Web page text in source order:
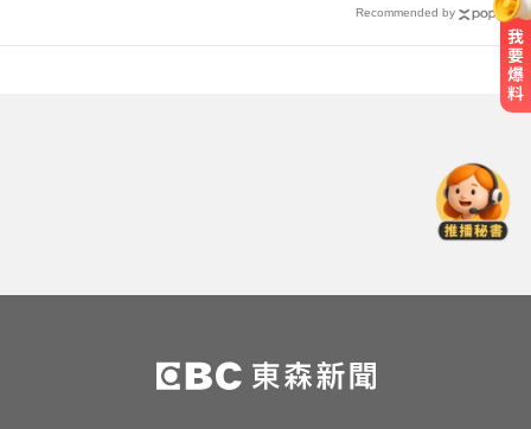
Recommended by
轉折」遺孀獨扛後事
快訊／方志友、楊銘威離婚 「無法
再做情人、永遠是家人」